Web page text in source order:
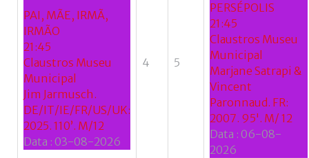
PAI, MÃE, IRMÃ,
IRMÃO
21:45
Claustros Museu
Municipal
Jim Jarmusch.
DE/IT/IE/FR/US/UK:
2025. 110’. M/12
Data : 03-08-2026
4 5
PERSÉPOLIS
21:45
Claustros Museu
Municipal
Marjane Satrapi &
Vincent
Paronnaud. FR:
2007. 95'. M/ 12
Data : 06-08-
2026